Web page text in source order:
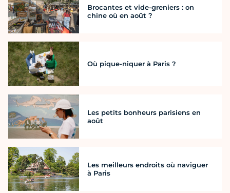
Brocantes et vide-greniers : on
chine où en août ?
Où pique-niquer à Paris ?
Les petits bonheurs parisiens en
août
Les meilleurs endroits où naviguer
à Paris